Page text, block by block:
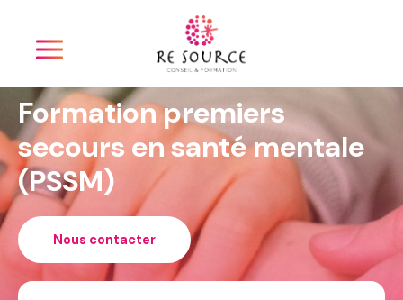
Formation premiers
secours en santé mentale
(PSSM)
Nous contacter